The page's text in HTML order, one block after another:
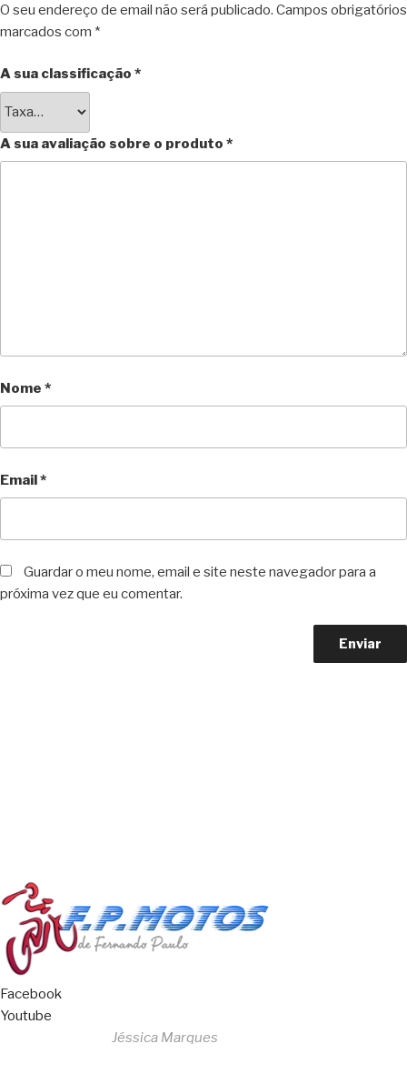
O seu endereço de email não será publicado. Campos obrigatórios
marcados com *
A sua classificação *
A sua avaliação sobre o produto *
Nome *
Email*
Guardar o meu nome, email e site neste navegador para a
próxima vez que eu comentar.
Facebook
Youtube
Jéssica Marques